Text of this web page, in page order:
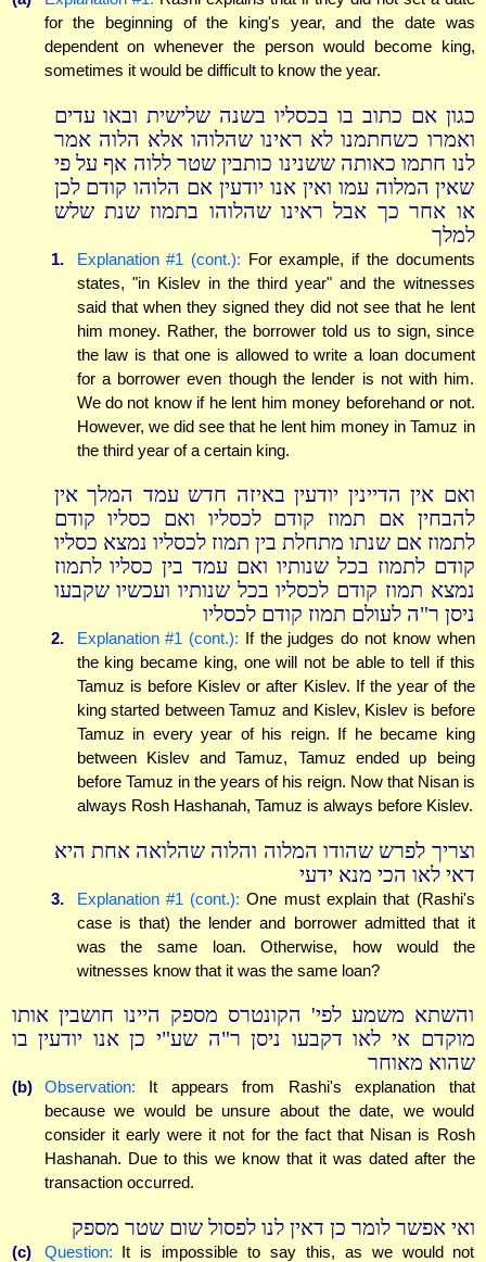
for the beginning of the king's year, and the date was
dependent on whenever the person would become king,
sometimes it would be difficult to know the year.
כגון אם כתוב בו בכסליו בשנה שלישית ובאו עדים
ואמרו כשחתמנו לא ראינו שהלוהו אלא הלוה אמר
לנו חתמו כאותה ששנינו כותבין שטר ללוה אף על פי
שאין המלוה עמו ואין אנו יודעין אם הלוהו קודם לכן
או אחר כך אבל ראינו שהלוהו בתמוז שנת שלש
למלך
1. Explanation #1 (cont.): For example, if the documents
states, "in Kislev in the third year" and the witnesses
said that when they signed they did not see that he lent
him money. Rather, the borrower told us to sign, since
the law is that one is allowed to write a loan document
for a borrower even though the lender is not with him.
We do not know if he lent him money beforehand or not.
However, we did see that he lent him money in Tamuz in
the third year of a certain king.
ואם אין הדיינין יודעין באיזה חדש עמד המלך אין
להבחין אם תמוז קודם לכסליו ואם כסליו קודם
לתמוז אם שנתו מתחלת בין תמוז לכסליו נמצא כסליו
קודם לתמוז בכל שנותיו ואם עמד בין כסליו לתמוז
נמצא תמוז קודם לכסליו בכל שנותיו ועכשיו שקבעו
ניסן ר"ה לעולם תמוז קודם לכסליו
2. Explanation #1 (cont.): If the judges do not know when
the king became king, one will not be able to tell if this
Tamuz is before Kislev or after Kislev. If the year of the
king started between Tamuz and Kislev, Kislev is before
Tamuz in every year of his reign. If he became king
between Kislev and Tamuz, Tamuz ended up being
before Tamuz in the years of his reign. Now that Nisan is
always Rosh Hashanah, Tamuz is always before Kislev.
וצריך לפרש שהודו המלוה והלוה שהלואה אחת היא
דאי לאו הכי מנא ידעי
3. Explanation #1 (cont.): One must explain that (Rashi's
case is that) the lender and borrower admitted that it
was the same loan. Otherwise, how would the
witnesses know that it was the same loan?
והשתא משמע לפי' הקונטרס מספק היינו חושבין אותו
מוקדם אי לאו דקבעו ניסן ר"ה שע"י כן אנו יודעין בו
שהוא מאוחר
(b) Observation: It appears from Rashi's explanation that
because we would be unsure about the date, we would
consider it early were it not for the fact that Nisan is Rosh
Hashanah. Due to this we know that it was dated after the
transaction occurred.
ואי אפשר לומר כן דאין לנו לפסול שום שטר מספק
(c) Question: It is impossible to say this, as we would not